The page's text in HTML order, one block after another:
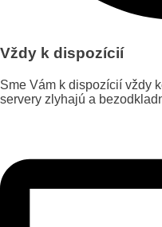
Vždy k dispozícií
Sme Vám k dispozícií vždy
servery zlyhajú a